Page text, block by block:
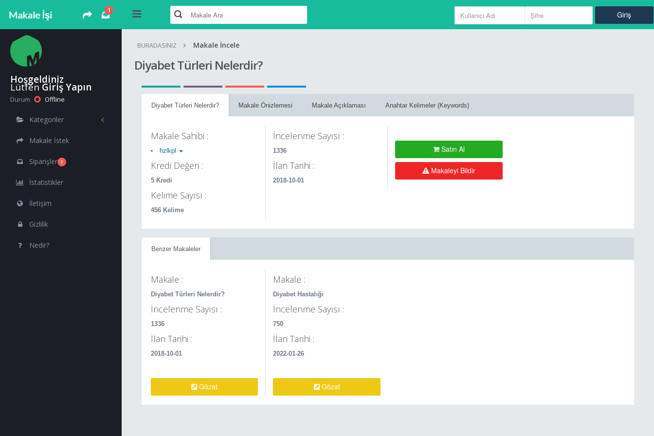
1 Giriş
Hoşgeldiniz
LütfenGiriş Yapın
Durum Offline
Kategoriler
Makale İstek
Siparişler 1
İstatistikler
İletişim
Gizlilik
Nedir?
BURADASINIZ Makale İncele
Diyabet Türleri Nelerdir?
Diyabet Türleri Nelerdir? Makale Önizlemesi Makale Açıklaması Anahtar Kelimeler (Keywords)
Makale Sahibi :
hzlkpl
Kredi Değeri :
5 Kredi
Kelime Sayısı :
456 Kelime
İncelenme Sayısı :
1336
İlan Tarihi :
2018-10-01
Satın Al
Makaleyi Bildir
Benzer Makaleler
Makale :
Diyabet Türleri Nelerdir?
İncelenme Sayısı :
1336
İlan Tarihi :
2018-10-01
Gözat
Makale :
Diyabet Hastalığı
İncelenme Sayısı :
750
İlan Tarihi :
2022-01-26
Gözat